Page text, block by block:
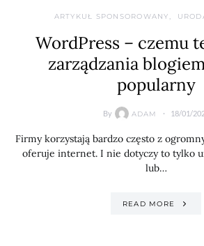
ARTYKUŁ SPONSOROWANY
WordPress – czemu
zarządzania
popularny
By ADAM 18/01/
Firmy korzystają bardzo często z
oferuje internet. I nie dotyczy to tylko
lub…
READ MORE